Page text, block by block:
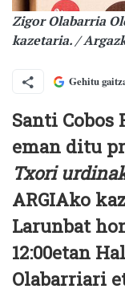
Zigor Olabarria
kazetaria. /
Gehitu
Santi Cobos
eman ditu
Txori
ARGIAko
Larunbat
12:00etan
Olabarriari